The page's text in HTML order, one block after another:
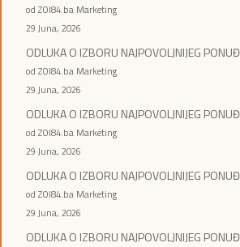
od ZOI84.ba Marketing
29 Juna, 2026
ODLUKA O IZBORU NAJPOVOLJNIJEG
od ZOI84.ba Marketing
29 Juna, 2026
ODLUKA O IZBORU NAJPOVOLJNIJEG
od ZOI84.ba Marketing
29 Juna, 2026
ODLUKA O IZBORU NAJPOVOLJNIJEG
od ZOI84.ba Marketing
29 Juna, 2026
ODLUKA O IZBORU NAJPOVOLJNIJEG